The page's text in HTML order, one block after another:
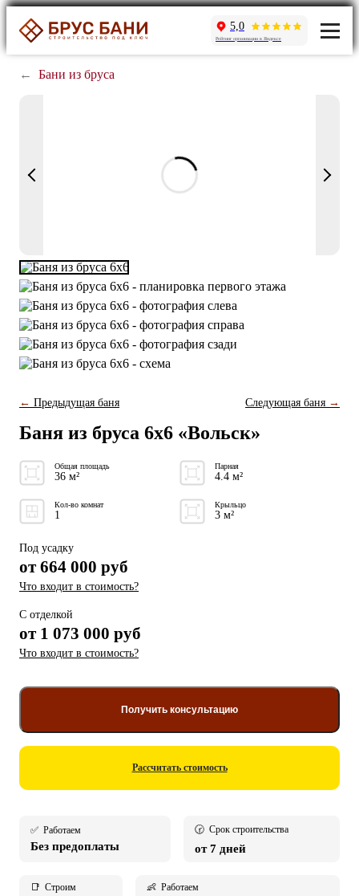
5,0
Рейтинг организации в Яндексе
← Бани из бруса
← Предыдущая баня Следующая баня →
Баня из бруса 6x6 «Вольск»
Общая площадь
36 м²
Парная
4.4 м²
Кол-во комнат
1
Крыльцо
3 м²
Под усадку
от 664 000 руб
Что входит в стоимость?
С отделкой
от 1 073 000 руб
Что входит в стоимость?
Получить консультацию
Рассчитать стоимость
✅ Работаем
Без предоплаты
🕝 Срок строительства
от 7 дней
📑 Строим 👶 Работаем